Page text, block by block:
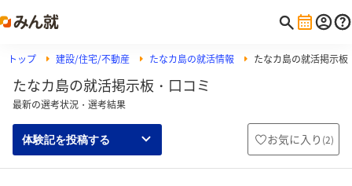
トップ 建設/住宅/不動産 たなカ島の就活情報 たなカ島の就活掲示板
たなカ島の就活掲示板・口コミ
最新の選考状況・選考結果
体験記を投稿する お気に入り (2)